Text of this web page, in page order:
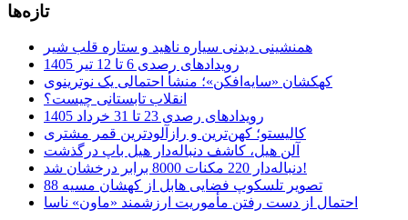
تازه‌ها
همنشینی دیدنی سیاره ناهید و ستاره قلب شیر
رویدادهای رصدی 6 تا 12 تیر 1405
کهکشان «سایه‌افکن»؛ منشأ احتمالی یک نوترینوی
انقلاب تابستانی چیست؟
رویدادهای رصدی 23 تا 31 خرداد 1405
کالیستو؛ کهن‌ترین و رازآلودترین قمر مشتری
آلن هیل، کاشف دنباله‌دار هیل باپ درگذشت
دنباله‌دار 220 مکنات 8000 برابر درخشان شد!
تصویر تلسکوپ فضایی هابل از کهشان مسیه 88
احتمال از دست رفتن مأموریت ارزشمند «ماون» ناسا